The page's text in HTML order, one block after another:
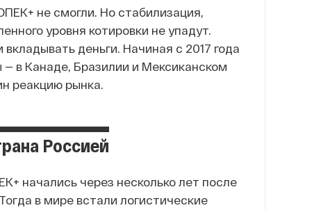
не смогли. Но стабилизация,
уровня котировки не упадут.
деньги. Начиная с 2017 года
в Канаде, Бразилии и Мексиканском
реакцию рынка.
Россией
начались через несколько лет после
в мире встали логистические